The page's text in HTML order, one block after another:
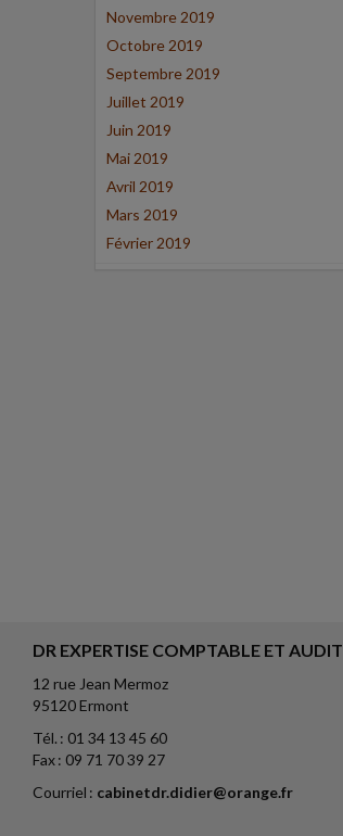
Novembre 2019
Octobre 2019
Septembre 2019
Juillet 2019
Juin 2019
Mai 2019
Avril 2019
Mars 2019
Février 2019
DR EXPERTISE COMPTABLE ET AUDIT
12 rue Jean Mermoz
95120 Ermont
Tél. : 01 34 13 45 60
Fax : 09 71 70 39 27
Courriel : cabinetdr.didier@orange.fr